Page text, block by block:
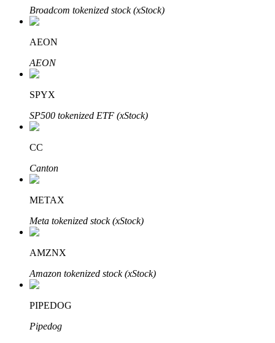
Aprender Staking
Obtenga más información sobre cómo obtener ingresos pasivos
Bitrue Partners
Afiliados de Bitrue
¡Hasta un 65% de comisiones!
Broadcom tokenized stock (xStock)
AEON
AEON
SPYX
SP500 tokenized ETF (xStock)
CC
Canton
METAX
Meta tokenized stock (xStock)
AMZNX
Amazon tokenized stock (xStock)
PIPEDOG
Pipedog